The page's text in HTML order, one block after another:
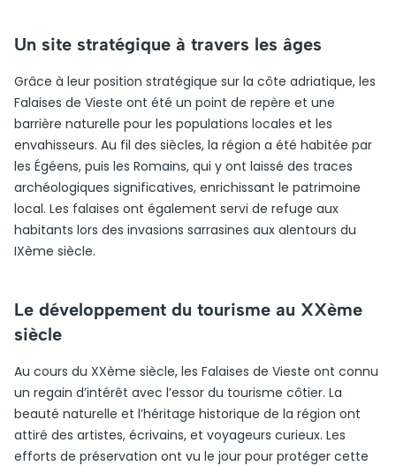
Un site stratégique à travers les âges
Grâce à leur position stratégique sur la côte adriatique, les
Falaises de Vieste ont été un point de repère et une
barrière naturelle pour les populations locales et les
envahisseurs. Au fil des siècles, la région a été habitée par
les Égéens, puis les Romains, qui y ont laissé des traces
archéologiques significatives, enrichissant le patrimoine
local. Les falaises ont également servi de refuge aux
habitants lors des invasions sarrasines aux alentours du
IXème siècle.
Le développement du tourisme au XXème
siècle
Au cours du XXème siècle, les Falaises de Vieste ont connu
un regain d’intérêt avec l’essor du tourisme côtier. La
beauté naturelle et l’héritage historique de la région ont
attiré des artistes, écrivains, et voyageurs curieux. Les
efforts de préservation ont vu le jour pour protéger cette